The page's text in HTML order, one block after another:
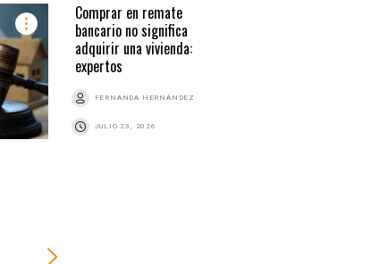
Comprar en remate
bancario no significa
adquirir una vivienda:
expertos
FERNANDA HERNÁNDEZ
JULIO 23, 2026